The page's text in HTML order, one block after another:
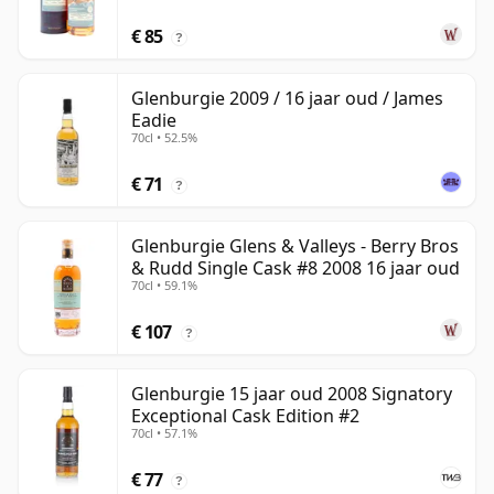
€ 85 ?
Glenburgie 2009 / 16 jaar oud / James
Eadie
70cl • 52.5%
€ 71 ?
Glenburgie Glens & Valleys - Berry Bros
& Rudd Single Cask #8 2008 16 jaar oud
70cl • 59.1%
€ 107 ?
Glenburgie 15 jaar oud 2008 Signatory
Exceptional Cask Edition #2
70cl • 57.1%
€ 77 ?